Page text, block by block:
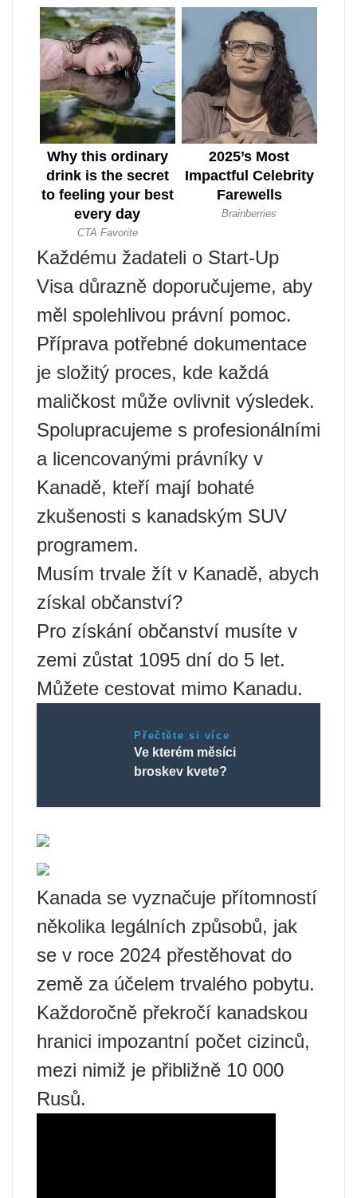
Každému žadateli o Start-Up
Visa důrazně doporučujeme, aby
měl spolehlivou právní pomoc.
Příprava potřebné dokumentace
je složitý proces, kde každá
maličkost může ovlivnit výsledek.
Spolupracujeme s profesionálními
a licencovanými právníky v
Kanadě, kteří mají bohaté
zkušenosti s kanadským SUV
programem.
Musím trvale žít v Kanadě, abych
získal občanství?
Pro získání občanství musíte v
zemi zůstat 1095 dní do 5 let.
Můžete cestovat mimo Kanadu.
Přečtěte si více
Ve kterém měsíci
broskev kvete?
Kanada se vyznačuje přítomností
několika legálních způsobů, jak
se v roce 2024 přestěhovat do
země za účelem trvalého pobytu.
Každoročně překročí kanadskou
hranici impozantní počet cizinců,
mezi nimiž je přibližně 10 000
Rusů.